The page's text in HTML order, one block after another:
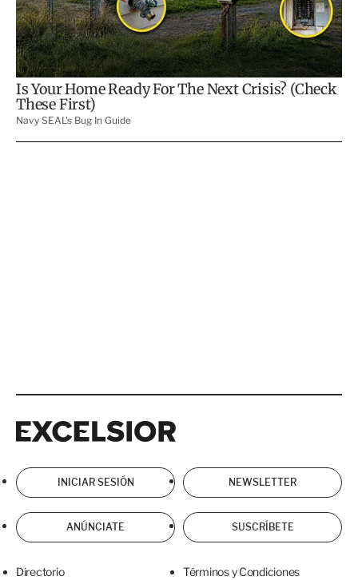
INICIAR SESIÓN NEWSLETTER
ANÚNCIATE SUSCRÍBETE
Directorio Términos y Condiciones